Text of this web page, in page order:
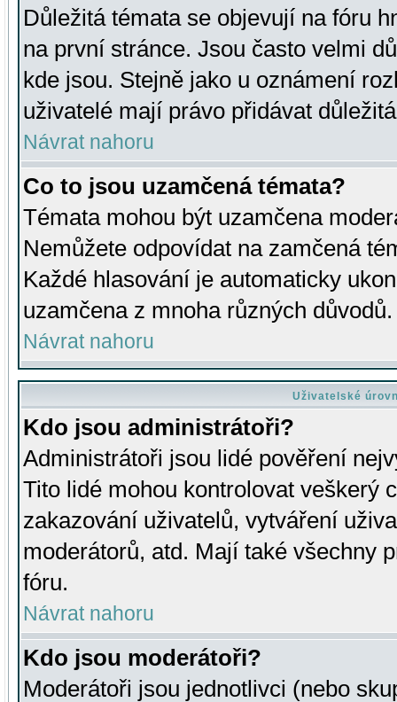
Důležitá témata se objevují na fóru
na první stránce. Jsou často velmi
kde jsou. Stejně jako u oznámení
uživatelé mají právo přidávat
Návrat nahoru
Co to jsou uzamčená témata?
Témata mohou být uzamčena
Nemůžete odpovídat na zamčená
Každé hlasování je automaticky
uzamčena z mnoha různých důvodů.
Návrat nahoru
Uživatelské
Kdo jsou administrátoři?
Administrátoři jsou lidé pověření
Tito lidé mohou kontrolovat veškerý
zakazování uživatelů, vytváření
moderátorů, atd. Mají také všechny
fóru.
Návrat nahoru
Kdo jsou moderátoři?
Moderátoři jsou jednotlivci (nebo